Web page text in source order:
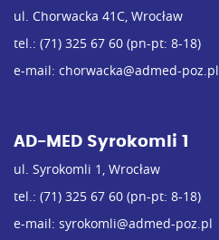
ul. Chorwacka 41C, Wrocław
tel.: (71) 325 67 60 (pn-pt: 8-18)
e-mail: chorwacka@admed-poz.pl
AD-MED Syrokomli 1
ul. Syrokomli 1, Wrocław
tel.: (71) 325 67 60 (pn-pt: 8-18)
e-mail: syrokomli@admed-poz.pl